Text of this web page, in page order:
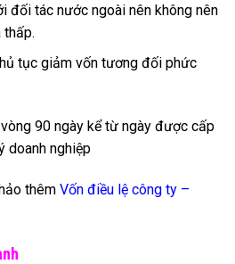
đối tác nước ngoài nên không nên
tục giảm vốn tương đối phức
90 ngày kể từ ngày được cấp
doanh nghiệp
thêm Vốn điều lệ công ty –